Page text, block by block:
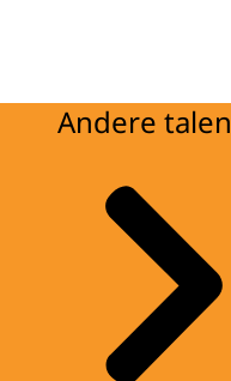
Andere talen